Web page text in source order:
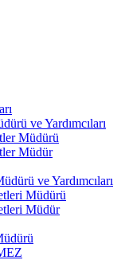
ve Yardımcıları
Müdürü
Müdür
ve Yardımcıları
Müdürü
Müdür